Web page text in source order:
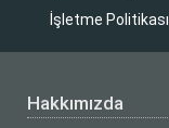
İşletme Politikası
Hakkımızda